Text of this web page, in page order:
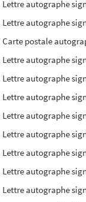
Lettre autographe
Lettre autographe
Carte postale
Lettre autographe
Lettre autographe
Lettre autographe
Lettre autographe
Lettre autographe
Lettre autographe
Lettre autographe
Lettre autographe